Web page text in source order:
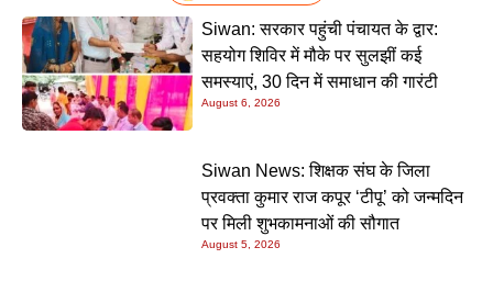
Siwan: सरकार पहुंची पंचायत के द्वार:
सहयोग शिविर में मौके पर सुलझीं कई
समस्याएं, 30 दिन में समाधान की गारंटी
August 6, 2026
Siwan News: शिक्षक संघ के जिला
प्रवक्ता कुमार राज कपूर ‘टीपू’ को जन्मदिन
पर मिली शुभकामनाओं की सौगात
August 5, 2026